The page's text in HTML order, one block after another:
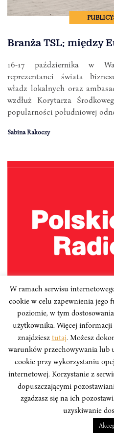
Branża TSL: między
16-17 października w
reprezentanci świata
władz lokalnych oraz
wzdłuż Korytarza
popularności południowej
Sabina Rakoczy
INSTYTUT
Adrian Zwoliński dla
PolskieRadio24.pl o
Hongkongu
Informujemy, że nasz
udzielił wywiadu dla
Tematem rozmowy były
kontekście walk o przyszłość
W ramach serwisu
cookie w celu zapewnienia jego
poziomie, w tym
użytkownika. Więcej
znajdziesz tutaj. Możesz
warunków przechowywania lub
cookie przy wykorzystaniu
internetowej. Korzystanie z
dopuszczającymi
zgadzasz się na ich
uzyskiwanie